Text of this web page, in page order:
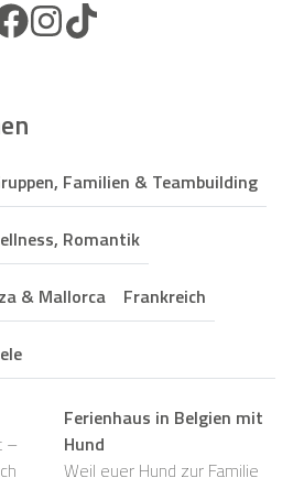
Facebook Icon
Instagram Icon
Familien & Teambuilding
Romantik
& Mallorca Frankreich
–
Ferienhaus in Belgien mit
Hund
Weil euer Hund zur Familie